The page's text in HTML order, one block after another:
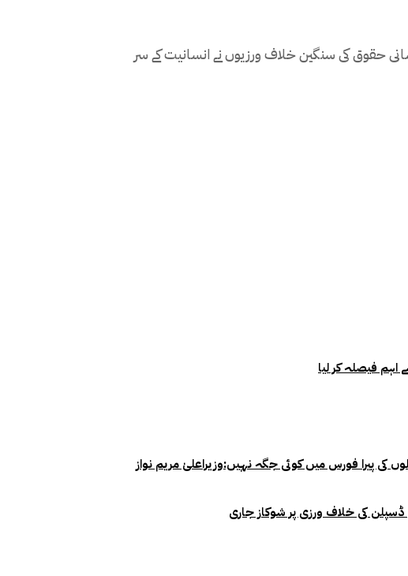
حقوق کی سنگین خلاف ورزیوں نے انسانیت کے سر
کی خلاف ورزی پر شوکاز جاری